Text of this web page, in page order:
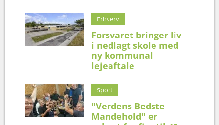
Erhverv
Forsvaret bringer liv
i nedlagt skole med
ny kommunal
lejeaftale
Sport
"Verdens Bedste
Mandehold" er